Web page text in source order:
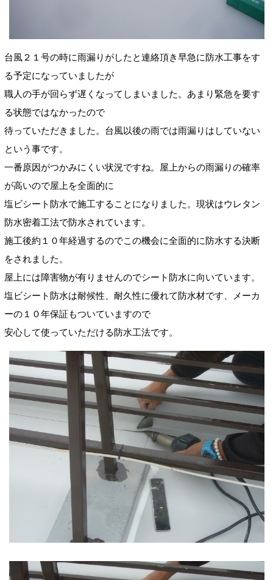
台風２１号の時に雨漏りがしたと連絡頂き早急に防水工事をす
る予定になっていましたが
職人の手が回らず遅くなってしまいました。あまり緊急を要す
る状態ではなかったので
待っていただきました。台風以後の雨では雨漏りはしていない
という事です。
一番原因がつかみにくい状況ですね。屋上からの雨漏りの確率
が高いので屋上を全面的に
塩ビシート防水で施工することになりました。現状はウレタン
防水密着工法で防水されています。
施工後約１０年経過するのでこの機会に全面的に防水する決断
をされました。
屋上には障害物が有りませんのでシート防水に向いています。
塩ビシート防水は耐候性、耐久性に優れて防水材です、メーカ
ーの１０年保証もついていますので
安心して使っていただける防水工法です。